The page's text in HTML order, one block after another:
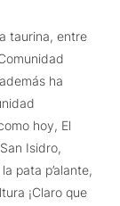
taurina, entre
ha
hoy, El
Isidro,
pata p’alante,
¡Claro que